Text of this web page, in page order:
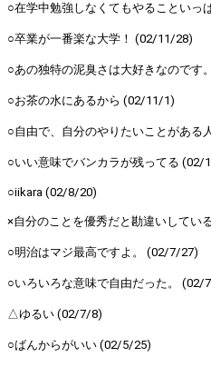
○在学中勉強しなくてもやることいっ
○卒業が一番楽な大学！ (02/11/28)
○あの独特の泥臭さは大好きなので
○お茶の水にあるから (02/11/1)
○自由で、自分のやりたいことがある
○いい意味でバンカラが残ってる (02/
○iikara (02/8/20)
×自分のことを優秀だと勘違いしてい
○明治はマジ最高ですよ。 (02/7/27)
○いろいろな意味で自由だった。 (02/
△ゆるい (02/7/8)
○ばんからがいい (02/5/25)